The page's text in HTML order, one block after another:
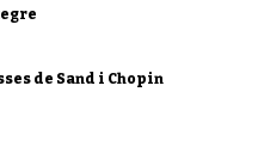
de Sand i Chopin